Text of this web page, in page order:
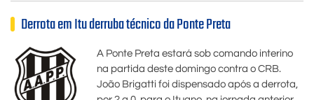
Derrota em Itu derruba técnico da Ponte Preta
A Ponte Preta estará sob comando interino
na partida deste domingo contra o CRB.
João Brigatti foi dispensado após a derrota,